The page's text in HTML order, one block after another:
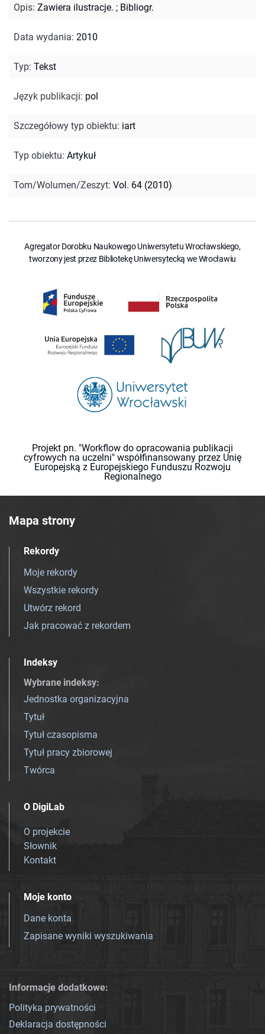
Opis: Zawiera ilustracje. ; Bibliogr.
Data wydania: 2010
Typ: Tekst
Język publikacji: pol
Szczegółowy typ obiektu: iart
Typ obiektu: Artykuł
Tom/Wolumen/Zeszyt: Vol. 64 (2010)
Agregator Dorobku Naukowego Uniwersytetu Wrocławskiego,
tworzony jest przez Bibliotekę Uniwersytecką we Wrocławiu
Projekt pn. "Workflow do opracowania publikacji
cyfrowych na uczelni" współfinansowany przez Unię
Europejską z Europejskiego Funduszu Rozwoju
Regionalnego
Mapa strony
Rekordy
Moje rekordy
Wszystkie rekordy
Utwórz rekord
Jak pracować z rekordem
Indeksy
Wybrane indeksy:
Jednostka organizacyjna
Tytuł
Tytuł czasopisma
Tytuł pracy zbiorowej
Twórca
O DigiLab
O projekcie
Słownik
Kontakt
Moje konto
Dane konta
Zapisane wyniki wyszukiwania
Informacje dodatkowe:
Polityka prywatności
Deklaracja dostępności